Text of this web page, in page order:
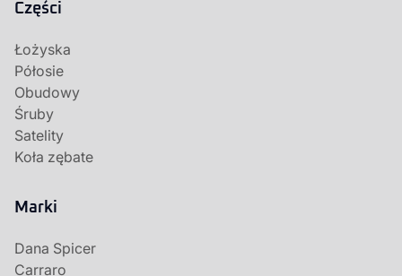
Części
Łożyska
Półosie
Obudowy
Śruby
Satelity
Koła zębate
Marki
Dana Spicer
Carraro